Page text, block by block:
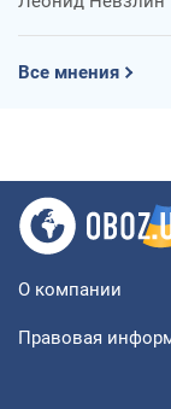
Все мнения
О компании
Правовая